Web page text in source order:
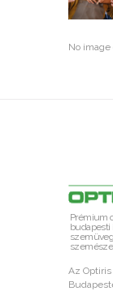
No image
Prémium
Az Optiris